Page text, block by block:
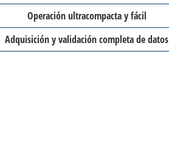
Operación ultracompacta y fácil
Adquisición y validación completa de datos